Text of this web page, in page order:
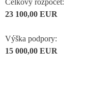
23 100,00 EUR
Výška podpory:
15 000,00 EUR